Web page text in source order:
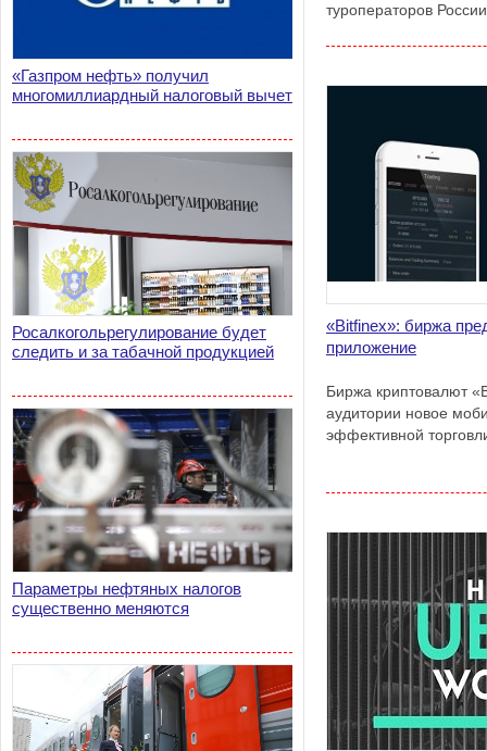
«Газпром нефть» получил
многомиллиардный налоговый вычет
Росалкогольрегулирование будет
следить и за табачной продукцией
Параметры нефтяных налогов
существенно меняются
туроператоров России
«Bitfinex»: биржа
приложение
Биржа криптовалют
аудитории новое
эффективной